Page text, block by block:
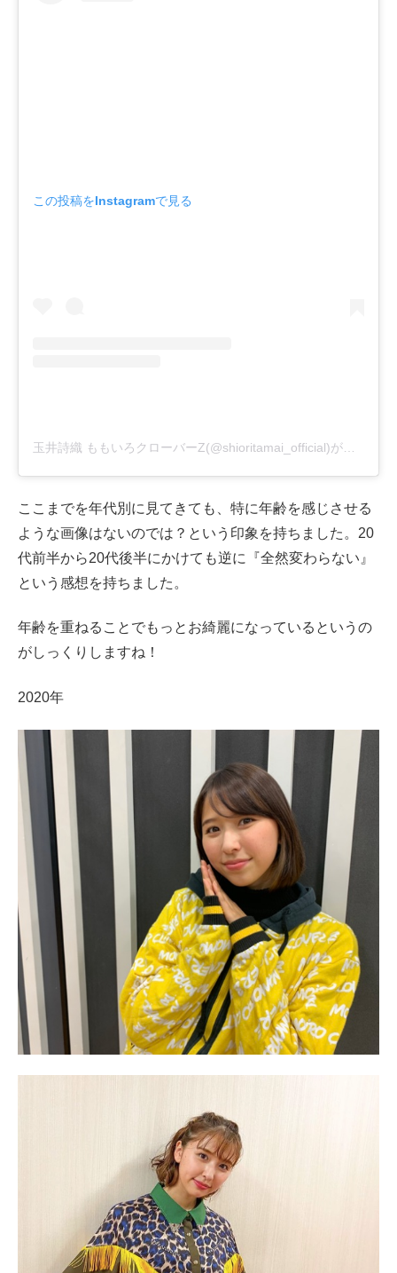
この投稿をInstagramで見る
玉井詩織 ももいろクローバーZ(@shioritamai_official)がシェアした投稿
ここまでを年代別に見てきても、特に年齢を感じさせる
ような画像はないのでは？という印象を持ちました。20
代前半から20代後半にかけても逆に『全然変わらない』
という感想を持ちました。
年齢を重ねることでもっとお綺麗になっているというの
がしっくりしますね！
2020年